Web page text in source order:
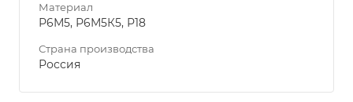
Материал
Р6М5, Р6М5К5, Р18
Страна производства
Россия